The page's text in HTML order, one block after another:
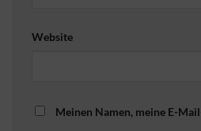
Website
Meinen Namen, meine E-